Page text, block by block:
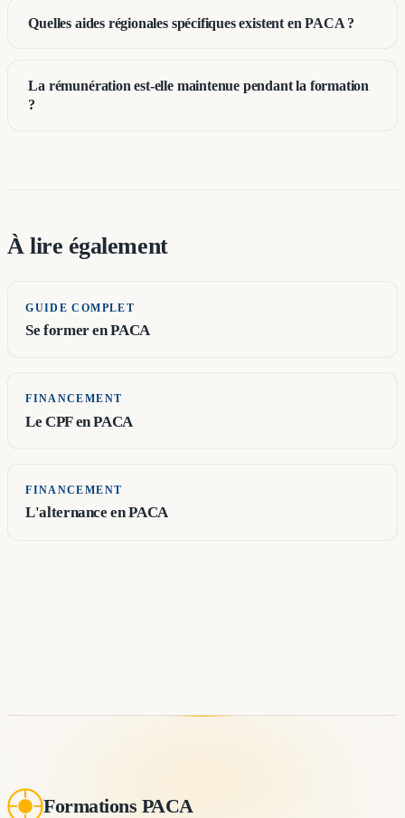
Quelles aides régionales spécifiques existent en PACA ?
La rémunération est-elle maintenue pendant la formation
?
À lire également
GUIDE COMPLET
Se former en PACA
FINANCEMENT
Le CPF en PACA
FINANCEMENT
L'alternance en PACA
Formations PACA